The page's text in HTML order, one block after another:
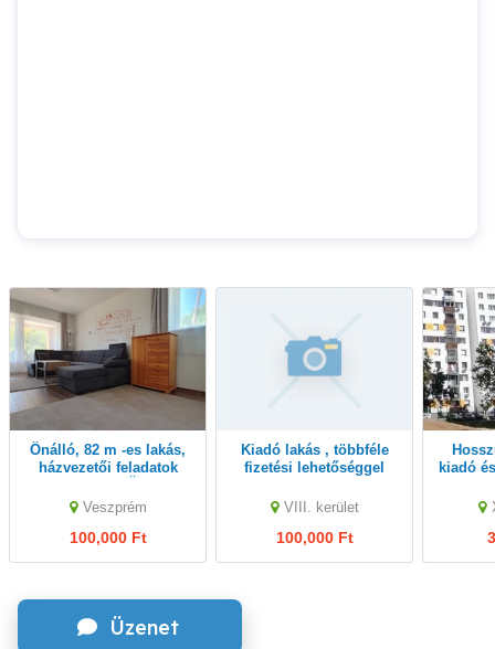
Üzenet
Önálló, 82 m -es lakás,
házvezetői feladatok
felújított, teljesen
berendezett
Veszprém
100,000 Ft
Kiadó lakás , többféle
fizetési lehetőséggel
VIII. kerület
100,000 Ft
Hosszú távra ingyen
kiadó